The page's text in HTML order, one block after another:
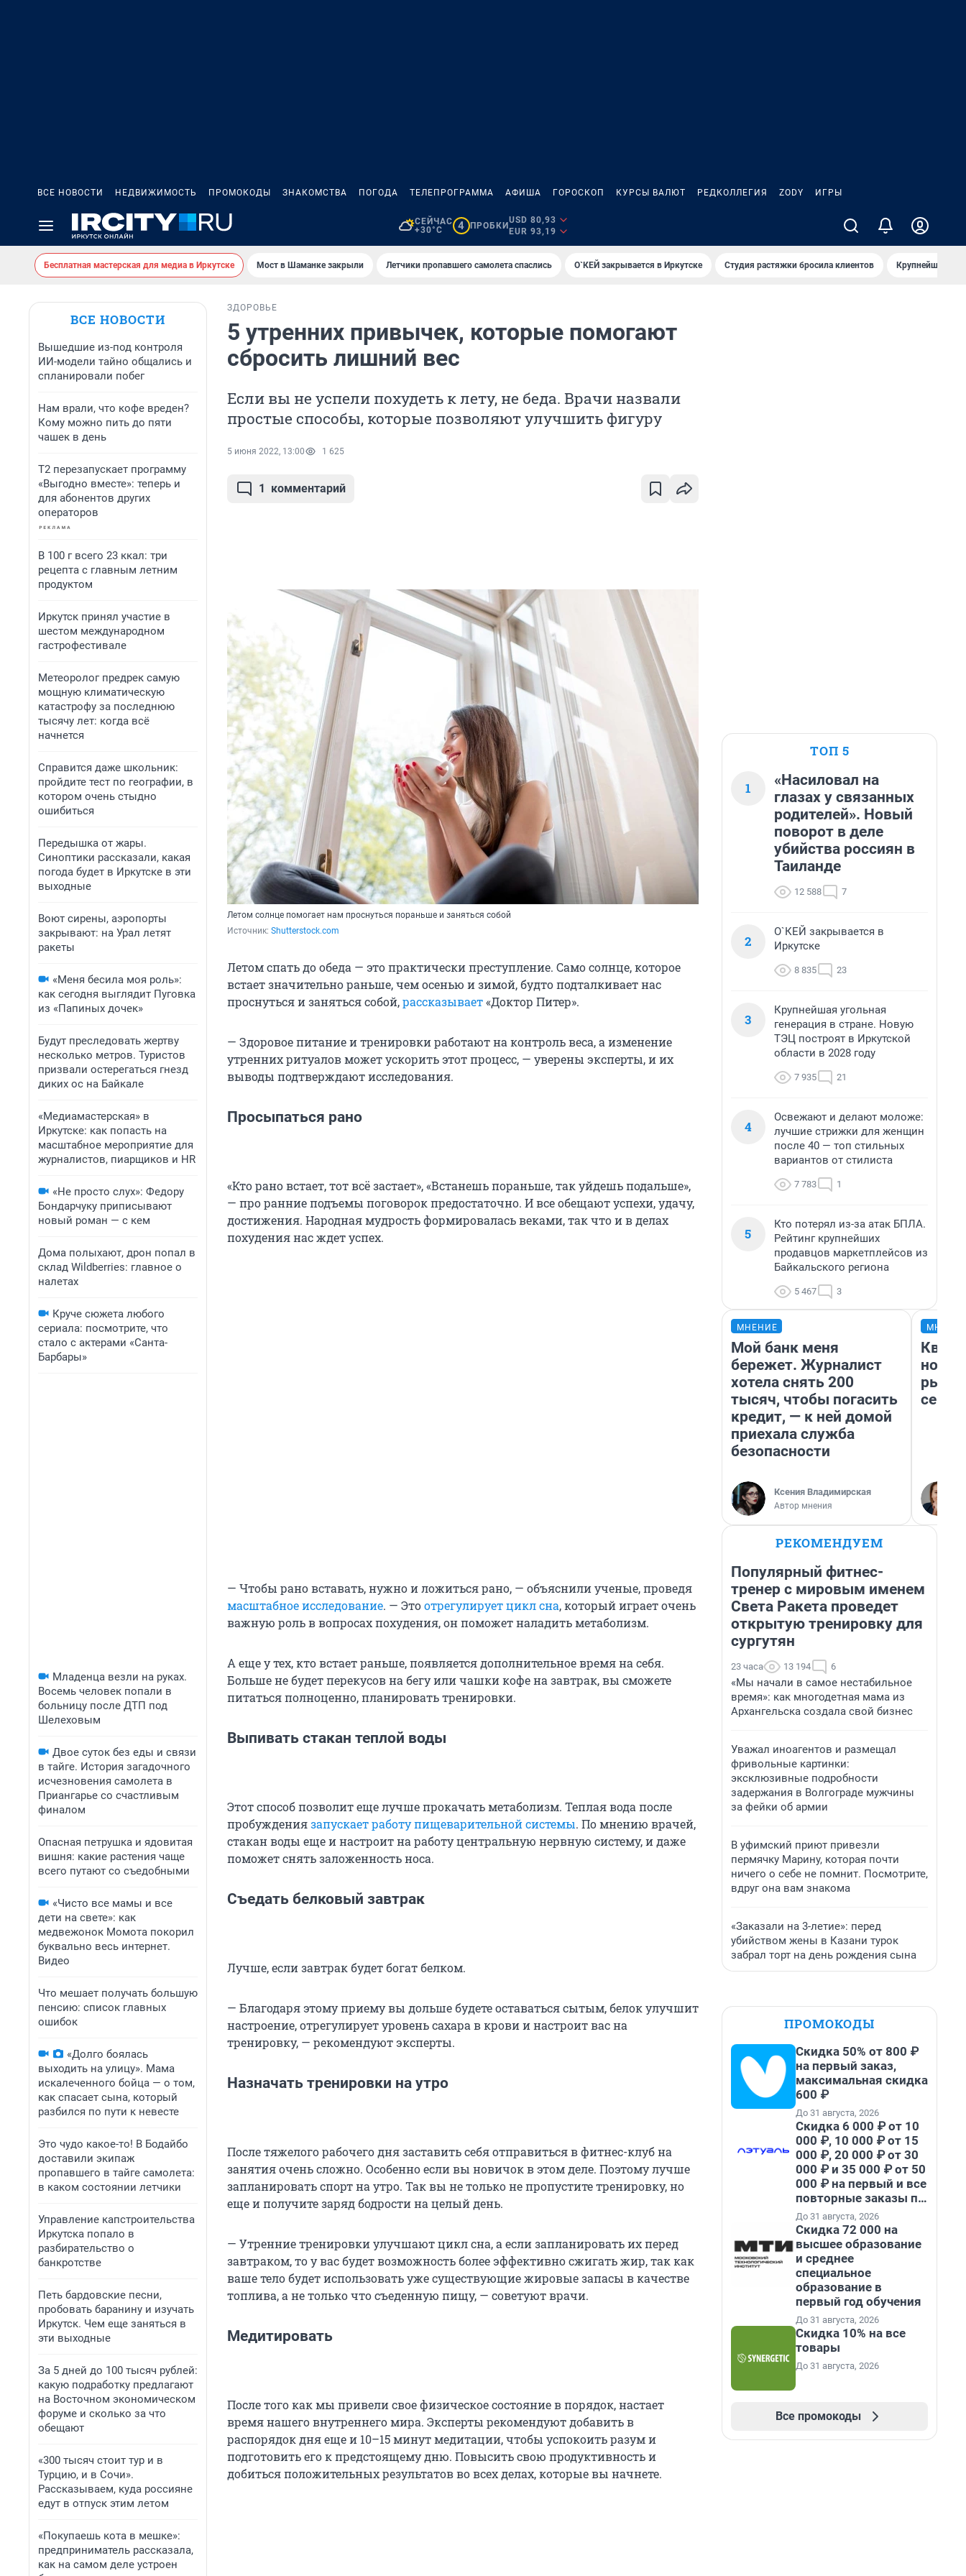
ВСЕ НОВОСТИ НЕДВИЖИМОСТЬ ПРОМОКОДЫ ЗНАКОМСТВА ПОГОДА ТЕЛЕПРОГРАММА АФИША ГОРОСКОП КУРСЫ ВАЛЮТ РЕДКОЛЛЕГИЯ ZODY ИГРЫ
СЕЙЧАС
+30°C
4 ПРОБКИ
USD 80,93
EUR 93,19
Бесплатная мастерская для медиа в Иркутске Мост в Шаманке закрыли Летчики пропавшего самолета спаслись О`КЕЙ закрывается в Иркутске Студия растяжки бросила клиентов Крупнейшие
ВСЕ НОВОСТИ
Вышедшие из-под контроля
ИИ-модели тайно общались и
спланировали побег
Нам врали, что кофе вреден?
Кому можно пить до пяти
чашек в день
Т2 перезапускает программу
«Выгодно вместе»: теперь и
для абонентов других
операторов
В 100 г всего 23 ккал: три
рецепта с главным летним
продуктом
Иркутск принял участие в
шестом международном
гастрофестивале
Метеоролог предрек самую
мощную климатическую
катастрофу за последнюю
тысячу лет: когда всё
начнется
Справится даже школьник:
пройдите тест по географии, в
котором очень стыдно
ошибиться
Передышка от жары.
Синоптики рассказали, какая
погода будет в Иркутске в эти
выходные
Воют сирены, аэропорты
закрывают: на Урал летят
ракеты
«Меня бесила моя роль»:
как сегодня выглядит Пуговка
из «Папиных дочек»
Будут преследовать жертву
несколько метров. Туристов
призвали остерегаться гнезд
диких ос на Байкале
«Медиамастерская» в
Иркутске: как попасть на
масштабное мероприятие для
журналистов, пиарщиков и HR
«Не просто слух»: Федору
Бондарчуку приписывают
новый роман — с кем
Дома полыхают, дрон попал в
склад Wildberries: главное о
налетах
Круче сюжета любого
сериала: посмотрите, что
стало с актерами «Санта-
Барбары»
Младенца везли на руках.
Восемь человек попали в
больницу после ДТП под
Шелеховым
Двое суток без еды и связи
в тайге. История загадочного
исчезновения самолета в
Приангарье со счастливым
финалом
Опасная петрушка и ядовитая
вишня: какие растения чаще
всего путают со съедобными
«Чисто все мамы и все
дети на свете»: как
медвежонок Момота покорил
буквально весь интернет.
Видео
Что мешает получать большую
пенсию: список главных
ошибок
«Долго боялась
выходить на улицу». Мама
искалеченного бойца — о том,
как спасает сына, который
разбился по пути к невесте
Это чудо какое-то! В Бодайбо
доставили экипаж
пропавшего в тайге самолета:
в каком состоянии летчики
Управление капстроительства
Иркутска попало в
разбирательство о
банкротстве
Петь бардовские песни,
пробовать баранину и изучать
Иркутск. Чем еще заняться в
эти выходные
За 5 дней до 100 тысяч рублей:
какую подработку предлагают
на Восточном экономическом
форуме и сколько за что
обещают
«300 тысяч стоит тур и в
Турцию, и в Сочи».
Рассказываем, куда россияне
едут в отпуск этим летом
«Покупаешь кота в мешке»:
предприниматель рассказала,
как на самом деле устроен
ЗДОРОВЬЕ
5 утренних привычек, которые помогают
сбросить лишний вес
Если вы не успели похудеть к лету, не беда. Врачи назвали
простые способы, которые позволяют улучшить фигуру
5 июня 2022, 13:00 1 625
1 комментарий
Летом солнце помогает нам проснуться пораньше и заняться собой
Источник: Shutterstock.com
Летом спать до обеда — это практически преступление. Само солнце, которое
встает значительно раньше, чем осенью и зимой, будто подталкивает нас
проснуться и заняться собой,рассказывает«Доктор Питер».
— Здоровое питание и тренировки работают на контроль веса, а изменение
утренних ритуалов может ускорить этот процесс, — уверены эксперты, и их
выводы подтверждают исследования.
Просыпаться рано
«Кто рано встает, тот всё застает», «Встанешь пораньше, так уйдешь подальше»,
— про ранние подъемы поговорок предостаточно. И все обещают успехи, удачу,
достижения. Народная мудрость формировалась веками, так что и в делах
похудения нас ждет успех.
— Чтобы рано вставать, нужно и ложиться рано, — объяснили ученые, проведя
масштабное исследование. — Этоотрегулирует цикл сна, который играет очень
важную роль в вопросах похудения, он поможет наладить метаболизм.
А еще у тех, кто встает раньше, появляется дополнительное время на себя.
Больше не будет перекусов на бегу или чашки кофе на завтрак, вы сможете
питаться полноценно, планировать тренировки.
Выпивать стакан теплой воды
Этот способ позволит еще лучше прокачать метаболизм. Теплая вода после
пробуждениязапускает работу пищеварительной системы. По мнению врачей,
стакан воды еще и настроит на работу центральную нервную систему, и даже
поможет снять заложенность носа.
Съедать белковый завтрак
Лучше, если завтрак будет богат белком.
— Благодаря этому приему вы дольше будете оставаться сытым, белок улучшит
настроение, отрегулирует уровень сахара в крови и настроит вас на
тренировку, — рекомендуют эксперты.
Назначать тренировки на утро
После тяжелого рабочего дня заставить себя отправиться в фитнес-клуб на
занятия очень сложно. Особенно если вы новичок в этом деле. Поэтому лучше
запланировать спорт на утро. Так вы не только не пропустите тренировку, но
еще и получите заряд бодрости на целый день.
— Утренние тренировки улучшают цикл сна, а если запланировать их перед
завтраком, то у вас будет возможность более эффективно сжигать жир, так как
ваше тело будет использовать уже существующие жировые запасы в качестве
топлива, а не только что съеденную пищу, — советуют врачи.
Медитировать
После того как мы привели свое физическое состояние в порядок, настает
время нашего внутреннего мира. Эксперты рекомендуют добавить в
распорядок дня еще и 10–15 минут медитации, чтобы успокоить разум и
подготовить его к предстоящему дню. Повысить свою продуктивность и
добиться положительных результатов во всех делах, которые вы начнете.
ТОП 5
1
«Насиловал на
глазах у связанных
родителей». Новый
поворот в деле
убийства россиян в
Таиланде
12 588 7
2
О`КЕЙ закрывается в
Иркутске
8 835 23
3
Крупнейшая угольная
генерация в стране. Новую
ТЭЦ построят в Иркутской
области в 2028 году
7 935 21
4
Освежают и делают моложе:
лучшие стрижки для женщин
после 40 — топ стильных
вариантов от стилиста
7 783 1
5
Кто потерял из-за атак БПЛА.
Рейтинг крупнейших
продавцов маркетплейсов из
Байкальского региона
5 467 3
МНЕНИЕ
Мой банк меня
бережет. Журналист
хотела снять 200
тысяч, чтобы погасить
кредит, — к ней домой
приехала служба
безопасности
Ксения Владимирская
Автор мнения
но
РЕКОМЕНДУЕМ
Популярный фитнес-
тренер с мировым именем
Света Ракета проведет
открытую тренировку для
сургутян
23 часа 13 194 6
«Мы начали в самое нестабильное
время»: как многодетная мама из
Архангельска создала свой бизнес
Уважал иноагентов и размещал
фривольные картинки:
эксклюзивные подробности
задержания в Волгограде мужчины
за фейки об армии
В уфимский приют привезли
пермячку Марину, которая почти
ничего о себе не помнит. Посмотрите,
вдруг она вам знакома
«Заказали на 3-летие»: перед
убийством жены в Казани турок
забрал торт на день рождения сына
ПРОМОКОДЫ
Скидка 50% от 800 ₽
на первый заказ,
максимальная скидка
600 ₽
До 31 августа, 2026
Скидка 6 000 ₽ от 10
000 ₽, 10 000 ₽ от 15
000 ₽, 20 000 ₽ от 30
000 ₽ и 35 000 ₽ от 50
000 ₽ на первый и все
повторные заказы по
промокоду НАБЕРИ
До 31 августа, 2026
Скидка 72 000 на
высшее образование
и среднее
специальное
образование в
первый год обучения
До 31 августа, 2026
Скидка 10% на все
товары
До 31 августа, 2026
Все промокоды